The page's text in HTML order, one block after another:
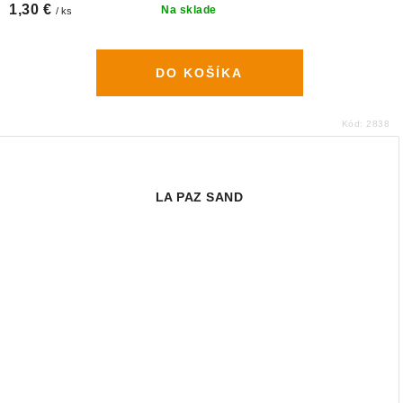
Na sklade
1,30 € / ks
DO KOŠÍKA
Kód: 2838
LA PAZ SAND